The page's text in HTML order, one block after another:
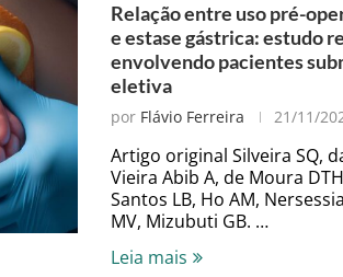
Relação entre uso pré-
e estase gástrica: estudo
envolvendo pacientes
eletiva
por Flávio Ferreira 21/11/
Artigo original Silveira SQ,
Vieira Abib A, de Moura
Santos LB, Ho AM,
MV, Mizubuti GB. …
Leia mais